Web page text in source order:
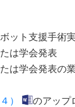
ット支援手術
は学会発表
は学会発表の
）
のアップ